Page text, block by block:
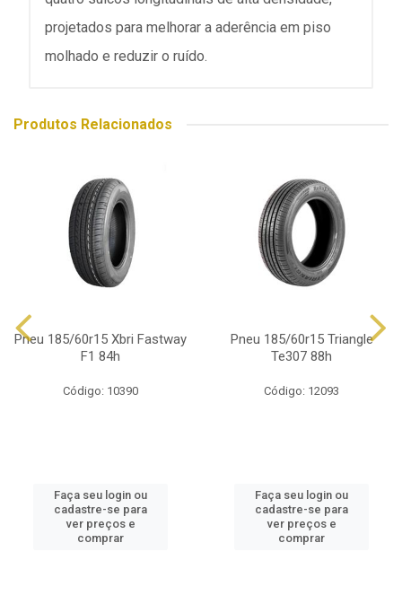
projetados para melhorar a aderência em piso
molhado e reduzir o ruído.
Produtos Relacionados
Pneu 185/60r15 Xbri Fastway
F1 84h
Código: 10390
Faça seu login ou
cadastre-se para
ver preços e
comprar
Pneu 185/60r15 Triangle
Te307 88h
Código: 12093
Faça seu login ou
cadastre-se para
ver preços e
comprar